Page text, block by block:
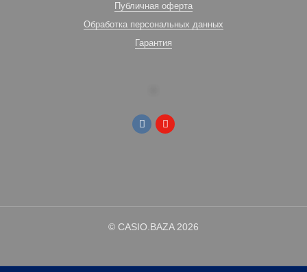
Публичная оферта
Обработка персональных данных
Гарантия
© CASIO.BAZA 2026